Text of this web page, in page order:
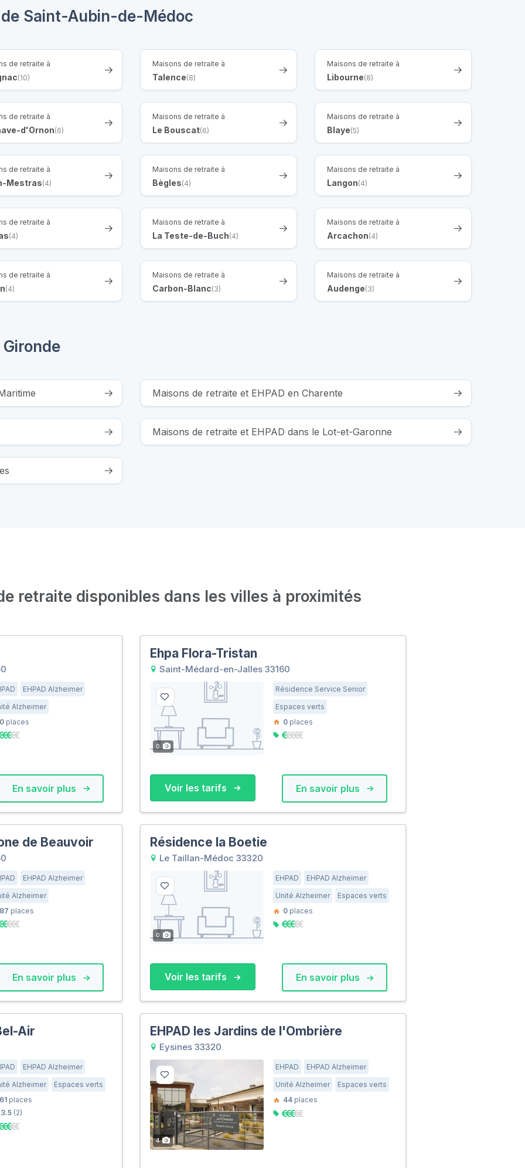
Saint-Aubin-de-Médoc
de retraite à
(10)
Maisons de retraite à
Talence(8)
Maisons de retraite à
Libourne(8)
de retraite à
d'Ornon(6)
Maisons de retraite à
Le Bouscat(6)
Maisons de retraite à
Blaye(5)
de retraite à
Mestras(4)
Maisons de retraite à
Bègles(4)
Maisons de retraite à
Langon(4)
de retraite à
(4)
Maisons de retraite à
La Teste-de-Buch(4)
Maisons de retraite à
Arcachon(4)
de retraite à
(4)
Maisons de retraite à
Carbon-Blanc(3)
Maisons de retraite à
Audenge(3)
Maisons de retraite et EHPAD en Charente
Maisons de retraite et EHPAD dans le Lot-et-Garonne
retraite disponibles dans les villes à proximités
EHPAD Alzheimer
Alzheimer
places
En savoir plus
Ehpa Flora-Tristan
Saint-Médard-en-Jalles 33160
0
Résidence Service Senior
Espaces verts
0 places
Voir les tarifs En savoir plus
de Beauvoir
EHPAD Alzheimer
Alzheimer
places
En savoir plus
Résidence la Boetie
Le Taillan-Médoc 33320
0
EHPAD
EHPAD Alzheimer
Unité Alzheimer
Espaces verts
0 places
Voir les tarifs En savoir plus
Air
EHPAD Alzheimer
Alzheimer
Espaces verts
places
3.5(2)
EHPAD les Jardins de l'Ombrière
Eysines 33320
4
EHPAD
EHPAD Alzheimer
Unité Alzheimer
Espaces verts
44 places